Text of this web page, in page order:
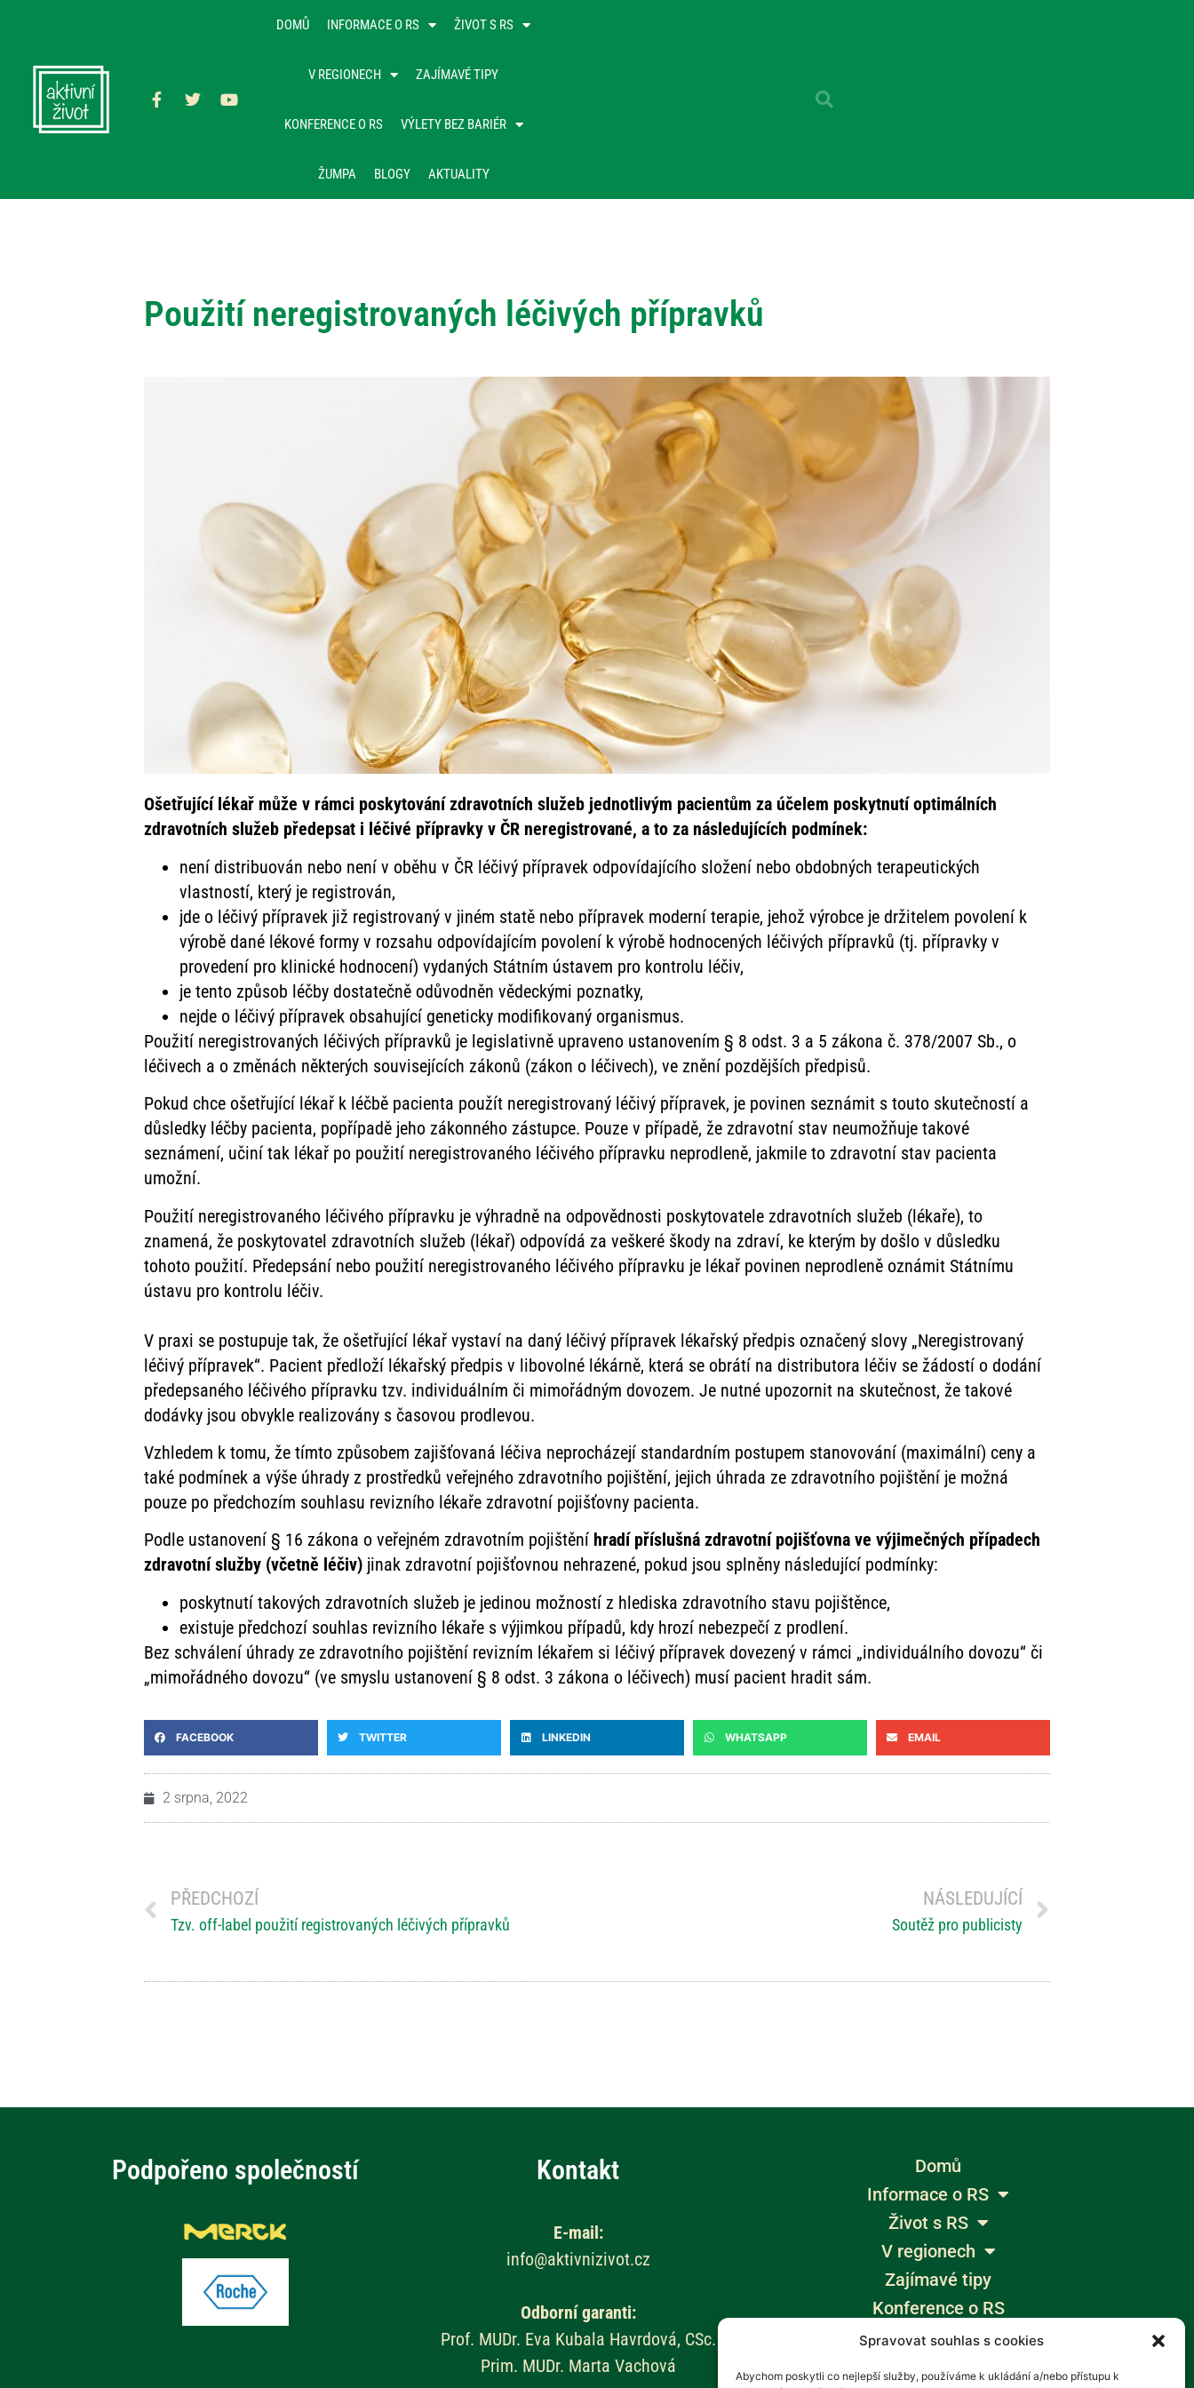
Spravovat souhlas s cookies
Abychom poskytli co nejlepší služby, používáme k ukládání a/nebo přístupu k
DOMŮ INFORMACE O RS ŽIVOT S RS
V REGIONECH ZAJÍMAVÉ TIPY
KONFERENCE O RS VÝLETY BEZ BARIÉR
ŽUMPA BLOGY AKTUALITY
Použití neregistrovaných léčivých přípravků
Ošetřující lékař může v rámci poskytování zdravotních služeb jednotlivým pacientům za účelem poskytnutí optimálních
zdravotních služeb předepsat i léčivé přípravky v ČR neregistrované, a to za následujících podmínek:
není distribuován nebo není v oběhu v ČR léčivý přípravek odpovídajícího složení nebo obdobných terapeutických
vlastností, který je registrován,
jde o léčivý přípravek již registrovaný v jiném statě nebo přípravek moderní terapie, jehož výrobce je držitelem povolení k
výrobě dané lékové formy v rozsahu odpovídajícím povolení k výrobě hodnocených léčivých přípravků (tj. přípravky v
provedení pro klinické hodnocení) vydaných Státním ústavem pro kontrolu léčiv,
je tento způsob léčby dostatečně odůvodněn vědeckými poznatky,
nejde o léčivý přípravek obsahující geneticky modifikovaný organismus.
Použití neregistrovaných léčivých přípravků je legislativně upraveno ustanovením § 8 odst. 3 a 5 zákona č. 378/2007 Sb., o
léčivech a o změnách některých souvisejících zákonů (zákon o léčivech), ve znění pozdějších předpisů.
Pokud chce ošetřující lékař k léčbě pacienta použít neregistrovaný léčivý přípravek, je povinen seznámit s touto skutečností a
důsledky léčby pacienta, popřípadě jeho zákonného zástupce. Pouze v případě, že zdravotní stav neumožňuje takové
seznámení, učiní tak lékař po použití neregistrovaného léčivého přípravku neprodleně, jakmile to zdravotní stav pacienta
umožní.
Použití neregistrovaného léčivého přípravku je výhradně na odpovědnosti poskytovatele zdravotních služeb (lékaře), to
znamená, že poskytovatel zdravotních služeb (lékař) odpovídá za veškeré škody na zdraví, ke kterým by došlo v důsledku
tohoto použití. Předepsání nebo použití neregistrovaného léčivého přípravku je lékař povinen neprodleně oznámit Státnímu
ústavu pro kontrolu léčiv.
V praxi se postupuje tak, že ošetřující lékař vystaví na daný léčivý přípravek lékařský předpis označený slovy „Neregistrovaný
léčivý přípravek“. Pacient předloží lékařský předpis v libovolné lékárně, která se obrátí na distributora léčiv se žádostí o dodání
předepsaného léčivého přípravku tzv. individuálním či mimořádným dovozem. Je nutné upozornit na skutečnost, že takové
dodávky jsou obvykle realizovány s časovou prodlevou.
Vzhledem k tomu, že tímto způsobem zajišťovaná léčiva neprocházejí standardním postupem stanovování (maximální) ceny a
také podmínek a výše úhrady z prostředků veřejného zdravotního pojištění, jejich úhrada ze zdravotního pojištění je možná
pouze po předchozím souhlasu revizního lékaře zdravotní pojišťovny pacienta.
Podle ustanovení § 16 zákona o veřejném zdravotním pojištění hradí příslušná zdravotní pojišťovna ve výjimečných případech
zdravotní služby (včetně léčiv) jinak zdravotní pojišťovnou nehrazené, pokud jsou splněny následující podmínky:
poskytnutí takových zdravotních služeb je jedinou možností z hlediska zdravotního stavu pojištěnce,
existuje předchozí souhlas revizního lékaře s výjimkou případů, kdy hrozí nebezpečí z prodlení.
Bez schválení úhrady ze zdravotního pojištění revizním lékařem si léčivý přípravek dovezený v rámci „individuálního dovozu“ či
„mimořádného dovozu“ (ve smyslu ustanovení § 8 odst. 3 zákona o léčivech) musí pacient hradit sám.
FACEBOOK TWITTER LINKEDIN WHATSAPP EMAIL
2 srpna, 2022
PŘEDCHOZÍ
Tzv. off-label použití registrovaných léčivých přípravků
NÁSLEDUJÍCÍ
Soutěž pro publicisty
Podpořeno společností Kontakt
E-mail:
info@aktivnizivot.cz
Odborní garanti:
Prof. MUDr. Eva Kubala Havrdová, CSc.
Prim. MUDr. Marta Vachová
Domů
Informace o RS
Život s RS
V regionech
Zajímavé tipy
Konference o RS
Výlety bez bariér